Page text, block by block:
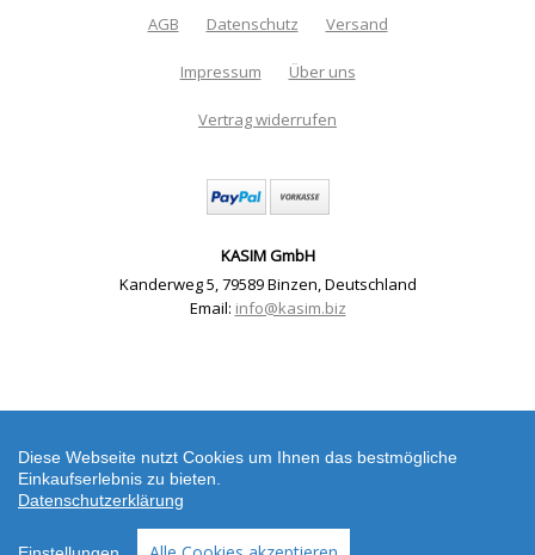
AGB Datenschutz Versand
Impressum Über uns
Vertrag widerrufen
KASIM GmbH
Kanderweg 5,79589 Binzen,Deutschland
Email: info@kasim.biz
Diese Webseite nutzt Cookies um Ihnen das bestmögliche
Einkaufserlebnis zu bieten.
Datenschutzerklärung